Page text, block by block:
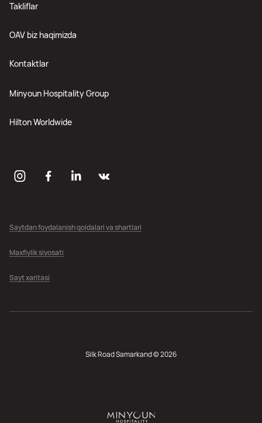
Takliflar
OAV biz haqimizda
Kontaktlar
Minyoun Hospitality Group
Hilton Worldwide
Saytdan foydalanish qoidalari va shartlari
Maxfiylik siyosati
Sayt xaritasi
Silk Road Samarkand © 2026